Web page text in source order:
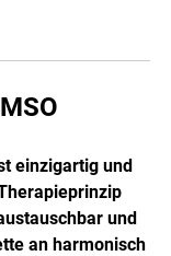
einzigartig und
und
an harmonisch